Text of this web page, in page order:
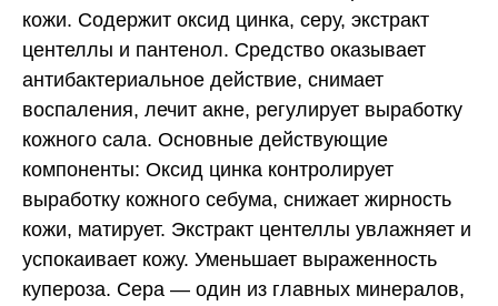
кожи. Содержит оксид цинка, серу, экстракт
центеллы и пантенол. Средство оказывает
антибактериальное действие, снимает
воспаления, лечит акне, регулирует выработку
кожного сала. Основные действующие
компоненты: Оксид цинка контролирует
выработку кожного себума, снижает жирность
кожи, матирует. Экстракт центеллы увлажняет и
успокаивает кожу. Уменьшает выраженность
купероза. Сера — один из главных минералов,